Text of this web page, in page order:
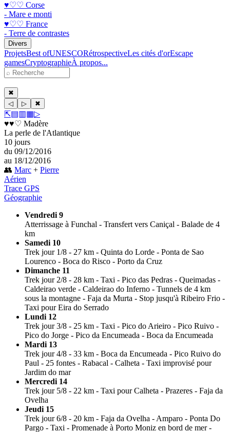
♥♡♡ Corse
- Mare e monti
♥♡♡ France
- Terre de contrastes
Divers
ProjetsBest ofUNESCORétrospectiveLes cités d'orEscape
gamesCryptographieÀ propos...
✖
◁
▷ ✖
⇱▤▥▦▷
♥♥♡ Madère
La perle de l'Atlantique
10 jours
du 09/12/2016
au 18/12/2016
👥 Marc + Pierre
Aérien
Trace GPS
Géographie
Vendredi 9
Atterrissage à Funchal - Transfert vers Caniçal - Balade de 4
km
Samedi 10
Trek jour 1/8 - 27 km - Quinta do Lorde - Ponta de Sao
Lourenco - Boca do Risco - Porto da Cruz
Dimanche 11
Trek jour 2/8 - 28 km - Taxi - Pico das Pedras - Queimadas -
Caldeirao verde - Caldeirao do Inferno - Tunnels de 4 km
sous la montagne - Faja da Murta - Stop jusqu'à Ribeiro Frio -
Taxi pour Eira do Serrado
Lundi 12
Trek jour 3/8 - 25 km - Taxi - Pico do Arieiro - Pico Ruivo -
Pico do Jorge - Pico da Encumeada - Boca da Encumeada
Mardi 13
Trek jour 4/8 - 33 km - Boca da Encumeada - Pico Ruivo do
Paul - 25 fontes - Rabacal - Calheta - Taxi improvisé pour
Jardim do mar
Mercredi 14
Trek jour 5/8 - 22 km - Taxi pour Calheta - Prazeres - Faja da
Ovelha
Jeudi 15
Trek jour 6/8 - 20 km - Faja da Ovelha - Amparo - Ponta Do
Pargo - Taxi - Promenade à Porto Moniz en bord de mer -